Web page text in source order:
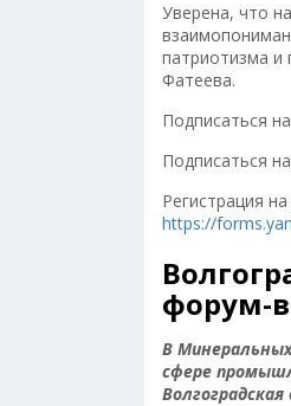
Уверена, что
патриотизма
Фатеева.
Подписаться
Подписаться
Регистрация
https://
форум-
В
сфере